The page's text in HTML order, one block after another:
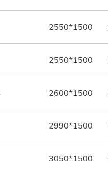
2550*1500
2550*1500
2600*1500
2990*1500
3050*1500